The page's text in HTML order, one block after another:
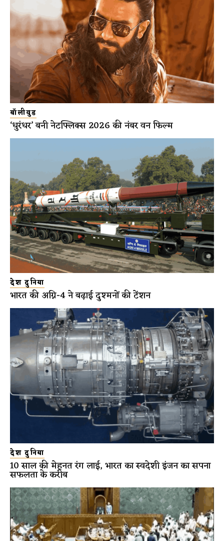
बॉलीवुड
‘धुरंधर’ बनी नेटफ्लिक्स 2026 की नंबर वन फिल्म
देश दुनिया
भारत की अग्नि-4 ने बढ़ाई दुश्मनों की टेंशन
देश दुनिया
10 साल की मेहनत रंग लाई, भारत का स्वदेशी इंजन का सपना
सफलता के करीब